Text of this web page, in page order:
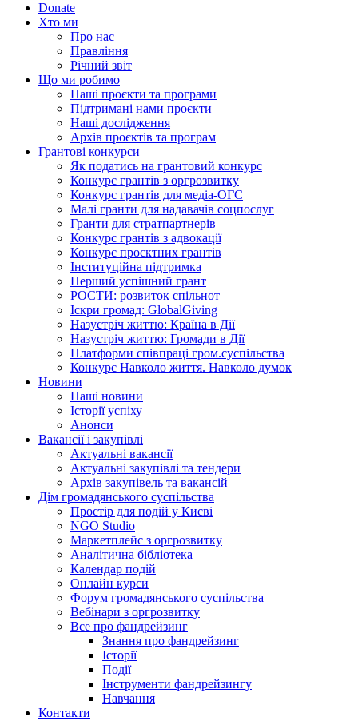
Donate
Хто ми
Про нас
Правління
Річний звіт
Що ми робимо
Наші проєкти та програми
Підтримані нами проєкти
Наші дослідження
Архів проєктів та програм
Грантові конкурси
Як податись на грантовий конкурс
Конкурс грантів з оргрозвитку
Конкурс грантів для медіа-ОГС
Малі гранти для надавачів соцпослуг
Гранти для стратпартнерів
Конкурс грантів з адвокації
Конкурс проєктних грантів
Інституційна підтримка
Перший успішний грант
РОСТИ: розвиток спільнот
Іскри громад: GlobalGiving
Назустріч життю: Країна в Дії
Назустріч життю: Громади в Дії
Платформи співпраці гром.суспільства
Конкурс Навколо життя. Навколо думок
Новини
Наші новини
Історії успіху
Анонси
Вакансії і закупівлі
Актуальні вакансії
Актуальні закупівлі та тендери
Архів закупівель та вакансій
Дім громадянського суспільства
Простір для подій у Києві
NGO Studio
Маркетплейс з оргрозвитку
Аналітична бібліотека
Календар подій
Онлайн курси
Форум громадянського суспільства
Вебінари з оргрозвитку
Все про фандрейзинг
Знання про фандрейзинг
Історії
Події
Інструменти фандрейзингу
Навчання
Контакти